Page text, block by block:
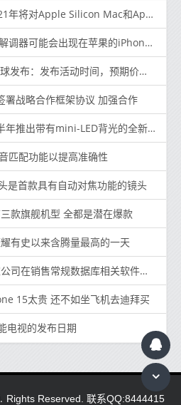
Silicon Mac和Apple Watch进行重新设计
可能会出现在苹果的iPhone13系列中
布：发布活动时间，预期价格，规格
署战略合作框架协议 加强合作
带有mini-LED背光的全新12.9英寸iPad Pro
匹配功能以提高准确性
是首款具有自动对焦功能的镜头
款旗舰机型 全都是潜在爆款
有史以来含腾量最高的一天
售常规数据库相关软件方面遇到了麻烦
15太贵 还不如坐飞机去迪拜买
电视的发布日期
Rights Reserved. 联系QQ:8444415